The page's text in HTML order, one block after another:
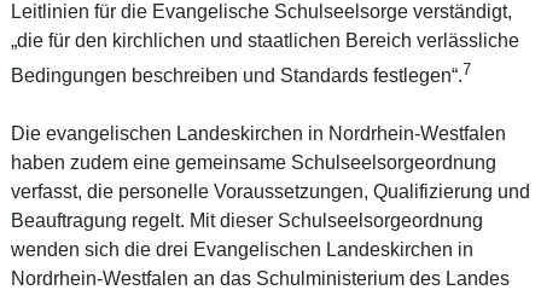
Leitlinien für die Evangelische Schulseelsorge verständigt,
„die für den kirchlichen und staatlichen Bereich verlässliche
Bedingungen beschreiben und Standards festlegen“.7
Die evangelischen Landeskirchen in Nordrhein-Westfalen
haben zudem eine gemeinsame Schulseelsorgeordnung
verfasst, die personelle Voraussetzungen, Qualifizierung und
Beauftragung regelt. Mit dieser Schulseelsorgeordnung
wenden sich die drei Evangelischen Landeskirchen in
Nordrhein-Westfalen an das Schulministerium des Landes